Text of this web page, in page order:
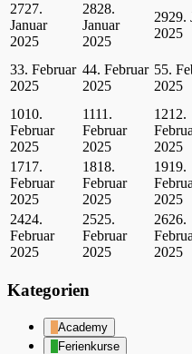
2727.
Januar
2025
2828.
Januar
2025
2929.
2025
33. Februar
2025
44. Februar
2025
55.
2025
1010.
Februar
2025
1111.
Februar
2025
1212.
2025
1717.
Februar
2025
1818.
Februar
2025
1919.
2025
2424.
Februar
2025
2525.
Februar
2025
2626.
2025
Kategorien
Academy
Ferienkurse